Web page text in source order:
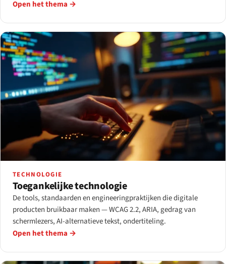
Open het thema →
TECHNOLOGIE
Toegankelijke technologie
De tools, standaarden en engineeringpraktijken die digitale
producten bruikbaar maken — WCAG 2.2, ARIA, gedrag van
schermlezers, AI-alternatieve tekst, ondertiteling.
Open het thema →